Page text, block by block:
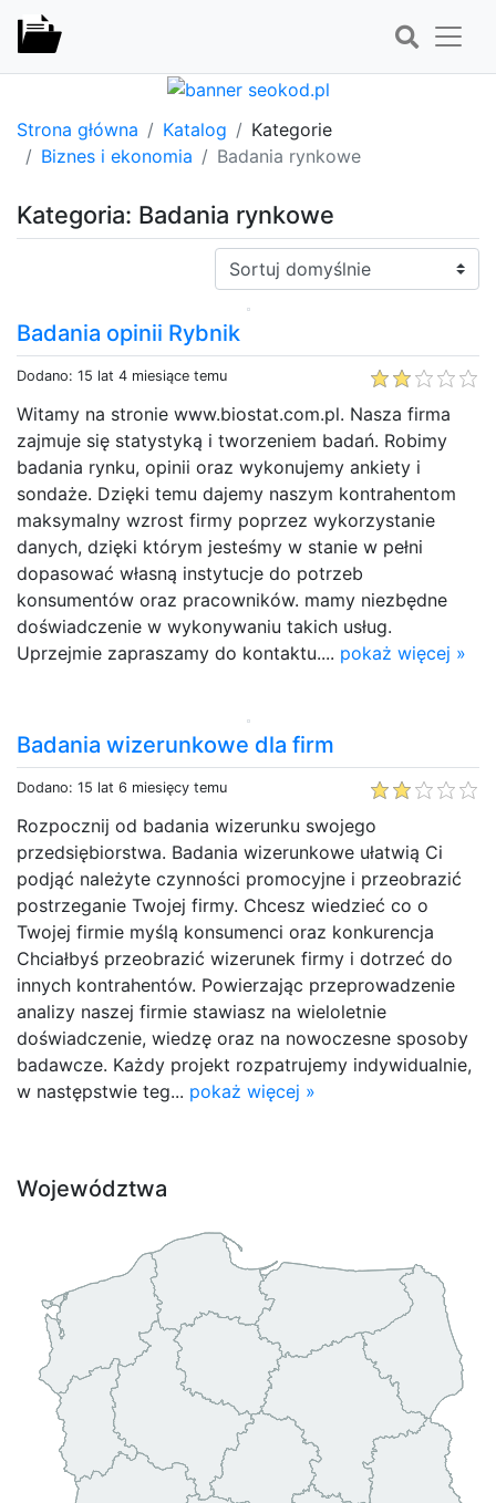
Strona główna Katalog
Kategorie
Biznes i ekonomia
Badania rynkowe
Kategoria: Badania rynkowe
Sortuj:
Badania opinii Rybnik
Dodano: 15 lat 4 miesiące temu
Witamy na stronie www.biostat.com.pl. Nasza firma
zajmuje się statystyką i tworzeniem badań. Robimy
badania rynku, opinii oraz wykonujemy ankiety i
sondaże. Dzięki temu dajemy naszym kontrahentom
maksymalny wzrost firmy poprzez wykorzystanie
danych, dzięki którym jesteśmy w stanie w pełni
dopasować własną instytucje do potrzeb
konsumentów oraz pracowników. mamy niezbędne
doświadczenie w wykonywaniu takich usług.
Uprzejmie zapraszamy do kontaktu.... pokaż więcej »
Badania wizerunkowe dla firm
Dodano: 15 lat 6 miesięcy temu
Rozpocznij od badania wizerunku swojego
przedsiębiorstwa. Badania wizerunkowe ułatwią Ci
podjąć należyte czynności promocyjne i przeobrazić
postrzeganie Twojej firmy. Chcesz wiedzieć co o
Twojej firmie myślą konsumenci oraz konkurencja
Chciałbyś przeobrazić wizerunek firmy i dotrzeć do
innych kontrahentów. Powierzając przeprowadzenie
analizy naszej firmie stawiasz na wieloletnie
doświadczenie, wiedzę oraz na nowoczesne sposoby
badawcze. Każdy projekt rozpatrujemy indywidualnie,
w następstwie teg... pokaż więcej »
Województwa